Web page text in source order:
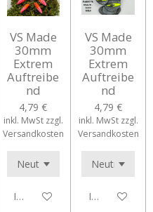
VS Made
30mm
Extrem
Auftreibe
nd
4,79 €
inkl. MwSt zzgl.
Versandkosten
In den Warenkorb
VS Made
30mm
Extrem
Auftreibe
nd
4,79 €
inkl. MwSt zzgl.
Versandkosten
In den